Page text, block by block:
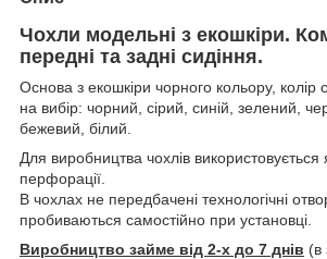
Чохли модельні з екошкіри.
передні та задні сидіння.
Основа з екошкіри чорного кольору, колір
на вибір: чорний, сірий, синій, зелений,
бежевий, білий.
Для виробництва чохлів використовується
перфорації.
В чохлах не передбачені технологічні
пробиваються самостійно при установці.
Виробництво займе від 2-х до 7 днів (в